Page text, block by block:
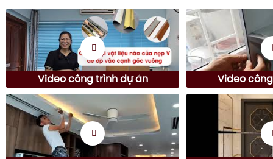
Video công trình dự án Video